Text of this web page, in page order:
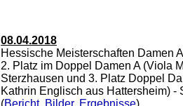
08.04.2018
Hessische Meisterschaften Damen
2. Platz im Doppel Damen A (Viola
Sterzhausen und 3. Platz Doppel
Kathrin Englisch aus Hattersheim) -
(Bericht, Bilder, Ergebnisse)